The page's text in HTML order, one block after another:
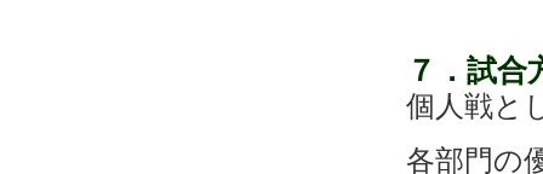
７．試
個人戦と
各部門の